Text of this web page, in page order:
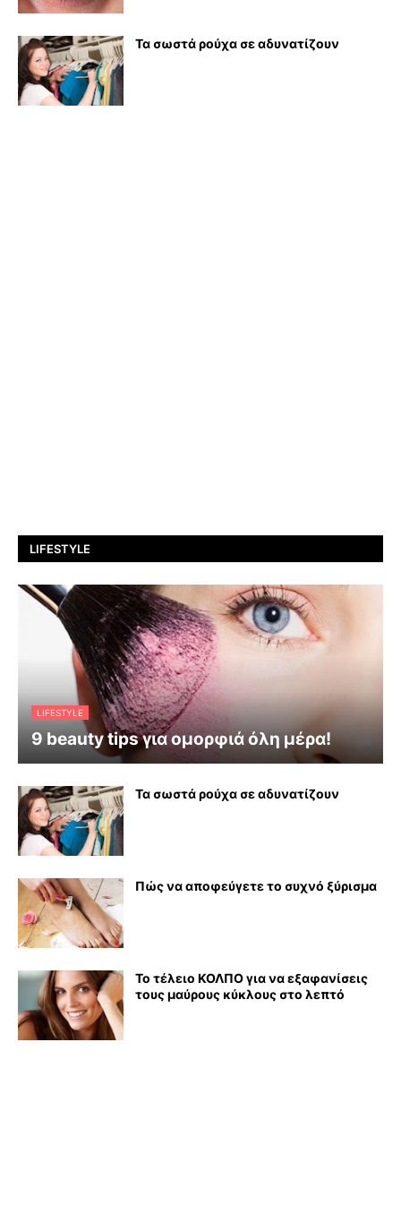
Τα σωστά ρούχα σε αδυνατίζουν
LIFESTYLE
LIFESTYLE
9 beauty tips για ομορφιά όλη μέρα!
Τα σωστά ρούχα σε αδυνατίζουν
Πώς να αποφεύγετε το συχνό ξύρισμα
Το τέλειο ΚΟΛΠΟ για να εξαφανίσεις
τους μαύρους κύκλους στο λεπτό